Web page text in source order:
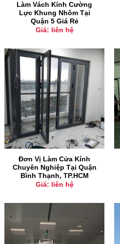
Làm Vách Kính Cường
Lực Khung Nhôm Tại
Quận 5 Giá Rẻ
Giá: liên hệ
Đơn Vị Làm Cửa Kính
Chuyên Nghiệp Tại Quận
Bình Thạnh, TP.HCM
Giá: liên hệ